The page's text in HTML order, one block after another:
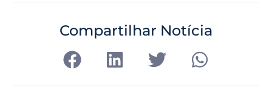
Compartilhar Notícia